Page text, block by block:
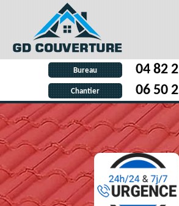
Bureau 04 82
Chantier 06 50